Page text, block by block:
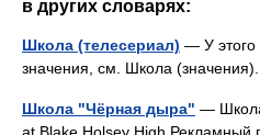
в других словарях:
Школа (телесериал) — У этого
значения, см. Школа
Школа "Чёрная дыра" —